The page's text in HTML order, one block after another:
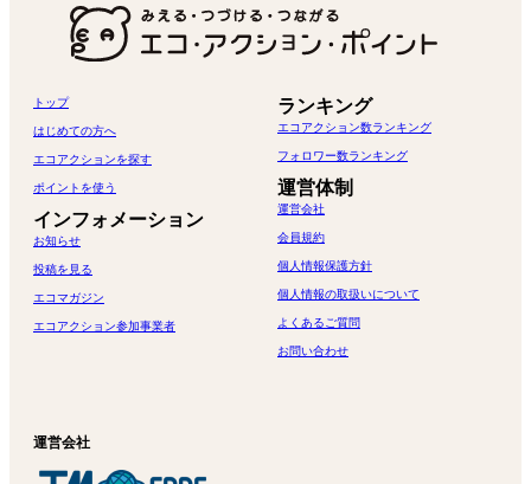
トップ
はじめての方へ
エコアクションを探す
ポイントを使う
インフォメーション
お知らせ
投稿を見る
エコマガジン
エコアクション参加事業者
ランキング
エコアクション数ランキング
フォロワー数ランキング
運営体制
運営会社
会員規約
個人情報保護方針
個人情報の取扱いについて
よくあるご質問
お問い合わせ
運営会社